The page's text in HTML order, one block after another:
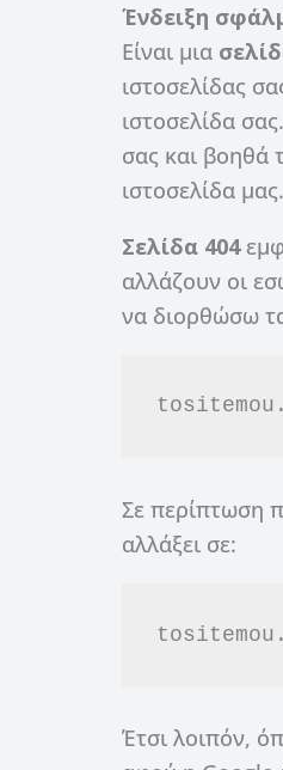
Ένδειξη
Είναι μια
ιστοσελίδας
ιστοσελίδα
σας και βοηθά
ιστοσελίδα μας.
Σελίδα 404
αλλάζουν οι
να διορθώσω
Σε περίπτωση
αλλάξει σε:
Έτσι λοιπόν,